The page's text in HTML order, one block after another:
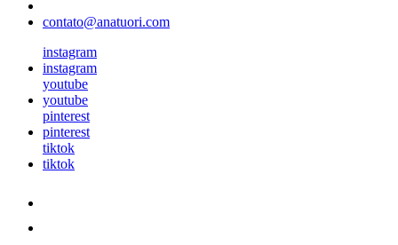
contato@anatuori.com
instagram
instagram
youtube
youtube
pinterest
pinterest
tiktok
tiktok